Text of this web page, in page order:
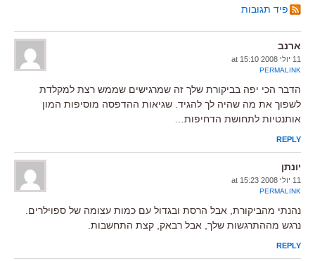
פיד תגובות
ארנב
11 יולי 2008 at 15:10
PERMALINK
הדבר הכי יפה בביקורת שלך זה שמרגישים שממש רצת למקלדת
לשפוך את מה שהיה לך להגיד. שגיאות ההדפסה מוסיפות המון
אותנטיות לתחושת הדחיפות…
REPLY
יונתן
11 יולי 2008 at 15:23
PERMALINK
נהנתי מהביקורת, אבל הרסת ובגדול עם כמות עצומה של ספוילרים.
נרגש מההתרגשות שלך, אבל רבאק, קצת התחשבות.
REPLY